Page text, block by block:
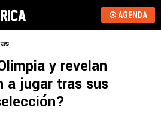
AGENDA
y revelan
a jugar tras sus